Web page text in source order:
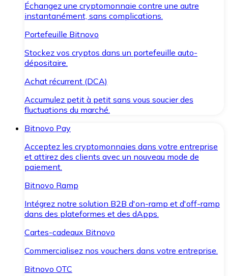
Échangez une cryptomonnaie contre une autre
instantanément, sans complications.
Portefeuille Bitnovo
Stockez vos cryptos dans un portefeuille auto-
dépositaire.
Achat récurrent (DCA)
Accumulez petit à petit sans vous soucier des
fluctuations du marché.
Bitnovo Pay
Acceptez les cryptomonnaies dans votre entreprise
et attirez des clients avec un nouveau mode de
paiement.
Bitnovo Ramp
Intégrez notre solution B2B d'on-ramp et d'off-ramp
dans des plateformes et des dApps.
Cartes-cadeaux Bitnovo
Commercialisez nos vouchers dans votre entreprise.
Bitnovo OTC